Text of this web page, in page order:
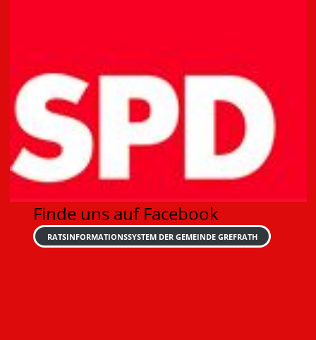
Finde uns auf Facebook
RATSINFORMATIONSSYSTEM DER GEMEINDE GREFRATH